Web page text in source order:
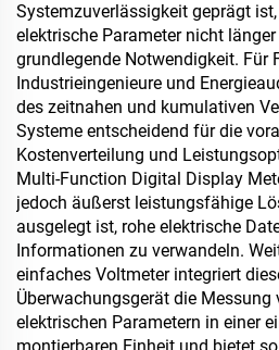
Systemzuverlässigkeit geprägt
elektrische Parameter nicht
grundlegende Notwendigkeit. Für
Industrieingenieure und
des zeitnahen und kumulativen
Systeme entscheidend für die
Kostenverteilung und
Multi-Function Digital Display
jedoch äußerst leistungsfähige
ausgelegt ist, rohe elektrische
Informationen zu verwandeln.
einfaches Voltmeter integriert
Überwachungsgerät die Messung
elektrischen Parametern in einer